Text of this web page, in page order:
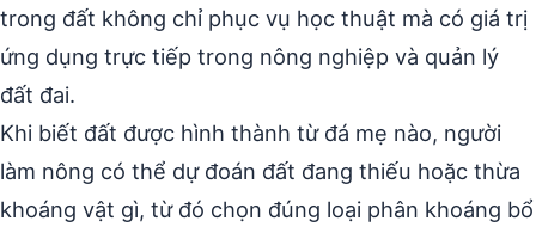
trong đất không chỉ phục vụ học thuật mà có giá trị
ứng dụng trực tiếp trong nông nghiệp và quản lý
đất đai.
Khi biết đất được hình thành từ đá mẹ nào, người
làm nông có thể dự đoán đất đang thiếu hoặc thừa
khoáng vật gì, từ đó chọn đúng loại phân khoáng bổ